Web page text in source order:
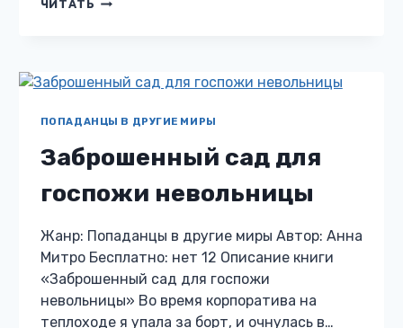
ЧИТАТЬ
ПОПАДАНЦЫ В ДРУГИЕ МИРЫ
Заброшенный сад для
госпожи невольницы
Жанр: Попаданцы в другие миры Автор: Анна
Митро Бесплатно: нет 12 Описание книги
«Заброшенный сад для госпожи
невольницы» Во время корпоратива на
теплоходе я упала за борт, и очнулась в…